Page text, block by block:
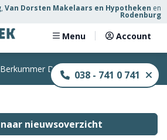
, Van Dorsten Makelaars en Hypotheken en
Rodenburg
Menu Account
Berkummer Dijck 038 - 741 0 741
nieuwsoverzicht